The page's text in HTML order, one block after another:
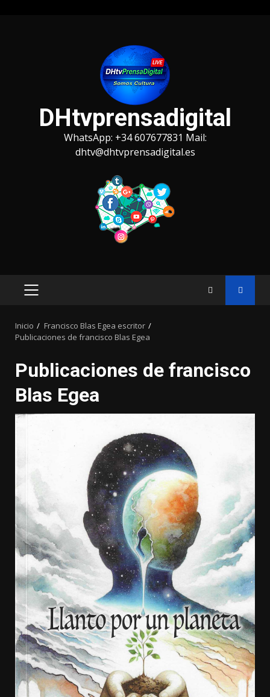
DHtvprensadigital
WhatsApp: +34 607677831 Mail:
dhtv@dhtvprensadigital.es
MENÚ
Inicio
Francisco Blas Egea escritor
Publicaciones de francisco Blas Egea
Publicaciones de francisco
Blas Egea